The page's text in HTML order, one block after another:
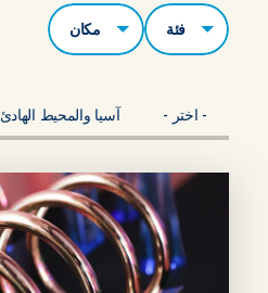
الفئات مكان
- اختر - آسيا والمحيط الهادئ